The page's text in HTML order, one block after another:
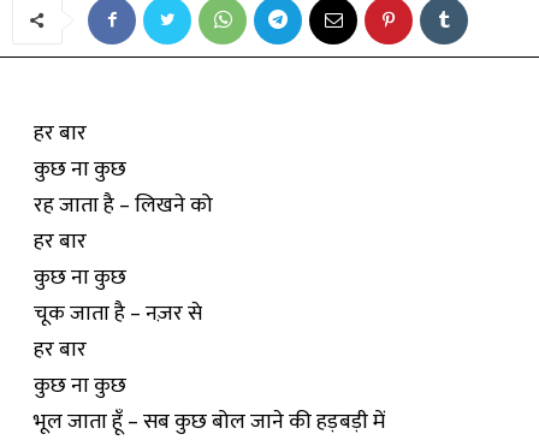
हर बार
कुछ ना कुछ
रह जाता है – लिखने को
हर बार
कुछ ना कुछ
चूक जाता है – नज़र से
हर बार
कुछ ना कुछ
भूल जाता हूँ – सब कुछ बोल जाने की हड़बड़ी में